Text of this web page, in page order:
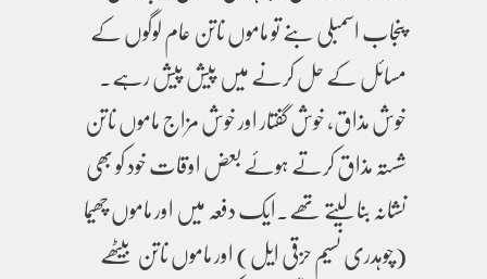
پنجاب اسمبلی بنے تو ماموں ناتن عام لوگوں کے
مسائل کے حل کرنے میں پیش پیش رہے۔
خوش مذاق، خوش گفتار اور خوش مزاج ماموں ناتن
شستہ مذاق کرتے ہوئے بعض اوقات خود کو بھی
نشانہ بنالیتے تھے۔ایک دفعہ میں اور ماموں چھیما
(چوہدری نسیم حزقی ایل) اور ماموں ناتن بیٹھے